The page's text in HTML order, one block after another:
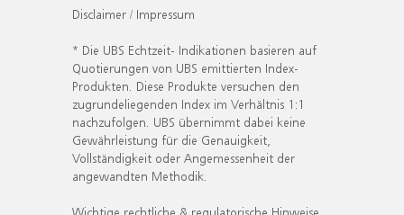
Disclaimer / Impressum
* Die UBS Echtzeit- Indikationen basieren auf
Quotierungen von UBS emittierten Index-
Produkten. Diese Produkte versuchen den
zugrundeliegenden Index im Verhältnis 1:1
nachzufolgen. UBS übernimmt dabei keine
Gewährleistung für die Genauigkeit,
Vollständigkeit oder Angemessenheit der
angewandten Methodik.